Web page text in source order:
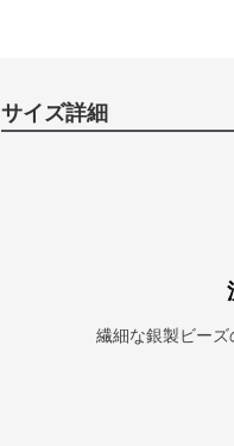
サイズ詳細
繊細な銀製ビー